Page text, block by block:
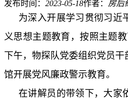
发布时间： 2023-05-18作者： 房后
为深入开展学习贯彻习近
义思想主题教育，按照主题
下午，物探队党委组织党员
馆开展党风廉政警示教育。
在讲解员的带领下，大家